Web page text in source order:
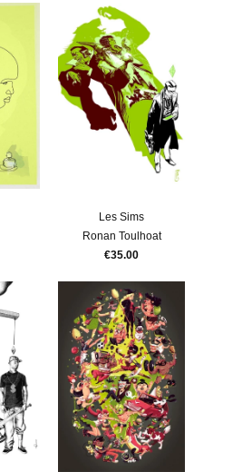
Les Sims
Ronan Toulhoat
€35.00